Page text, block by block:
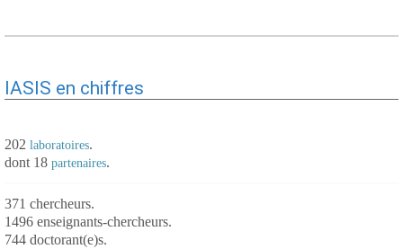
IASIS en chiffres
202 laboratoires.
dont 18 partenaires.
371 chercheurs.
1496 enseignants-chercheurs.
744 doctorant(e)s.